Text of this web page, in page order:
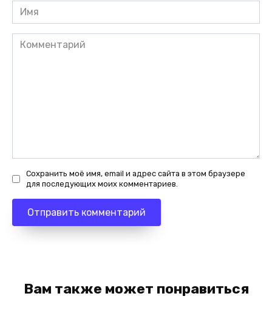
Имя
Комментарий
Сохранить моё имя, email и адрес сайта в этом браузере
для последующих моих комментариев.
Вам также может понравиться